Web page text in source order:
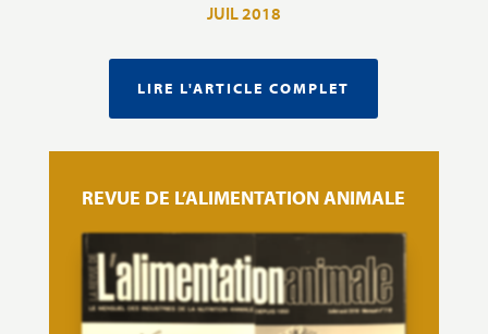
JUIL 2018
LIRE L'ARTICLE COMPLET
REVUE DE L’ALIMENTATION ANIMALE